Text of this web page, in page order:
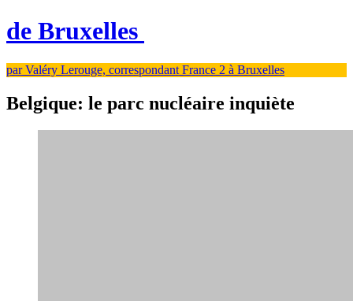
de Bruxelles
par Valéry Lerouge, correspondant France 2 à Bruxelles
Belgique: le parc nucléaire inquiète